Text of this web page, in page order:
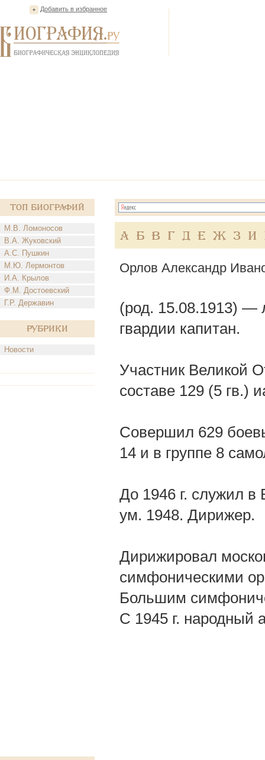
Добавить в избранное
Топ Биографий
М.В. Ломоносов
В.А. Жуковский
А.С. Пушкин
М.Ю. Лермонтов
И.А. Крылов
Ф.М. Достоевский
Г.Р. Державин
Рубрики
Новости
А Б В Г Д Е Ж З И
Орлов Александр
(род. 15.08.1913) —
гвардии капитан.
Участник Великой
составе 129 (5 гв.)
Совершил 629
14 и в группе 8
До 1946 г. служил
ум. 1948. Дирижер.
Дирижировал
симфоническими
Большим
С 1945 г. народный